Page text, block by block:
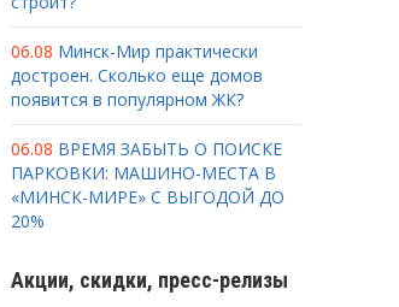
06.08 Минск-Мир практически
достроен. Сколько еще домов
появится в популярном ЖК?
06.08 ВРЕМЯ ЗАБЫТЬ О ПОИСКЕ
ПАРКОВКИ: МАШИНО-МЕСТА В
«МИНСК-МИРЕ» С ВЫГОДОЙ ДО
20%
Акции, скидки, пресс-релизы